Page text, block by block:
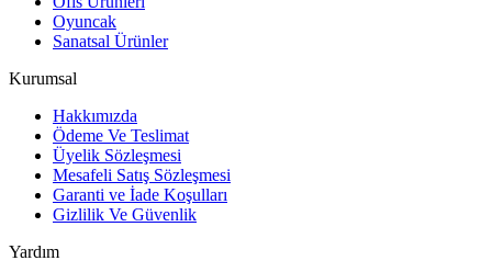
Oyuncak
Sanatsal Ürünler
Kurumsal
Hakkımızda
Ödeme Ve Teslimat
Üyelik Sözleşmesi
Mesafeli Satış Sözleşmesi
Garanti ve İade Koşulları
Gizlilik Ve Güvenlik
Yardım